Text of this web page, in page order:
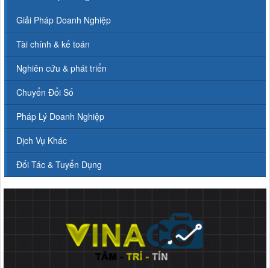
Giải Pháp Doanh Nghiệp
Tài chính & kế toán
Nghiên cứu & phát triển
Chuyển Đổi Số
Pháp Lý Doanh Nghiệp
Dịch Vụ Khác
Đối Tác & Tuyển Dụng